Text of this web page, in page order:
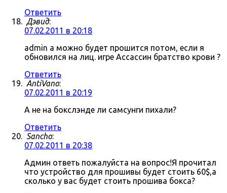
Ответить
Дэвид:
07.02.2011 в 20:18
admin а можно будет прошится потом, если я
обновился на лиц. игре Ассассин братство крови ?
Ответить
AntiVano:
07.02.2011 в 20:19
А не на бокслэнде ли самсунги пихали?
Ответить
Sancho:
07.02.2011 в 20:38
Админ ответь пожалуйста на вопрос!Я прочитал
что устройство для прошивы будет стоить 60$,а
сколько у вас будет стоить прошива бокса?